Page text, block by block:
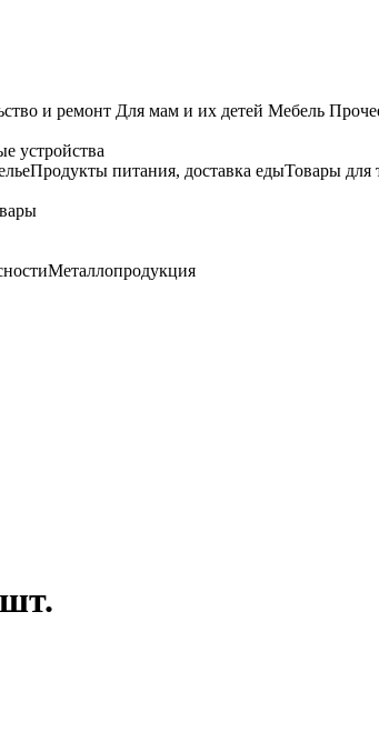
и ремонт Для мам и их детей Мебель
устройства
Продукты питания, доставка едыТовары для
Металлопродукция